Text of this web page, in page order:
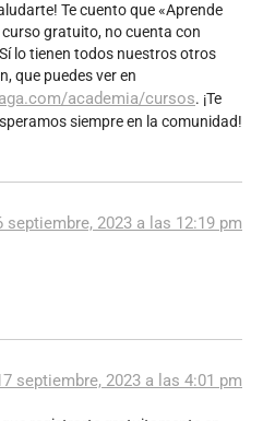
Te cuento que «Aprende
gratuito, no cuenta con
lo tienen todos nuestros otros
que puedes ver en
academia/cursos. ¡Te
siempre en la comunidad!
septiembre, 2023 a las 12:19 pm
septiembre, 2023 a las 4:01 pm